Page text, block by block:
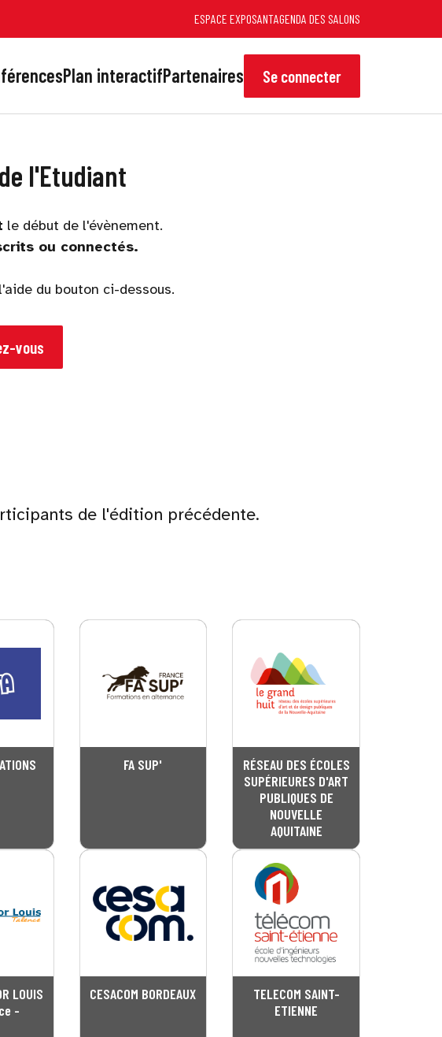
ESPACE EXPOSANTAGENDA DES SALONS
Plan interactifPartenaires Se connecter
l'Etudiant
le début de l'évènement.
ou connectés.
du bouton ci-dessous.
vous
de l'édition précédente.
FA SUP'
RÉSEAU DES ÉCOLES
SUPÉRIEURES D'ART
PUBLIQUES DE
NOUVELLE
AQUITAINE
LOUIS
-
CESACOM BORDEAUX
TELECOM SAINT-
ETIENNE